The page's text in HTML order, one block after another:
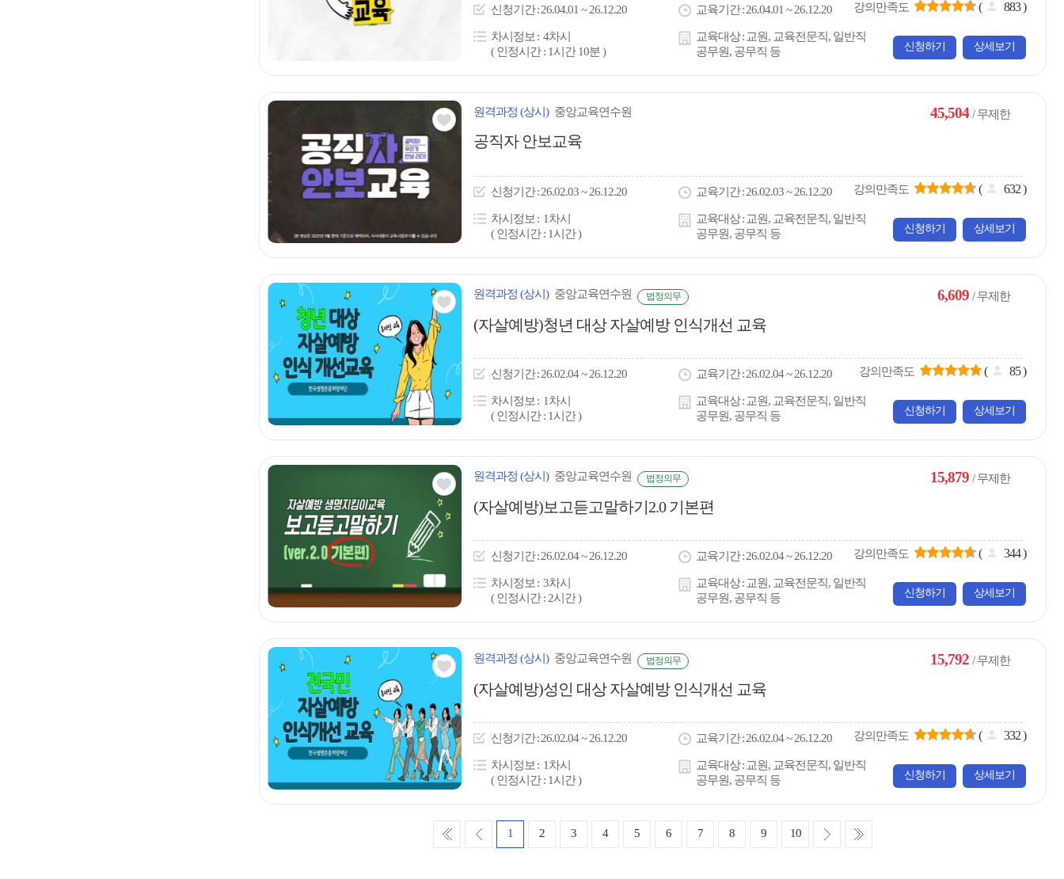
신청기간 26.04.01 ~ 26.12.20 교육기간 26.04.01 ~ 26.12.20
차시정보
4차시
( 인정시간 : 1시간 10분 )
교육대상 교원, 교육전문직, 일반직
공무원, 공무직 등
강의만족도 ( 883)
신청하기 상세보기
원격과정 (상시) 중앙교육연수원
관심
공직자 안보교육
신청기간 26.02.03 ~ 26.12.20 교육기간 26.02.03 ~ 26.12.20
차시정보
1차시
( 인정시간 : 1시간 )
교육대상 교원, 교육전문직, 일반직
공무원, 공무직 등
강의만족도 ( 632)
45,504/ 무제한
신청하기 상세보기
원격과정 (상시) 중앙교육연수원 법정의무
관심
아
이
콘
(자살예방)청년 대상 자살예방 인식개선 교육
신청기간 26.02.04 ~ 26.12.20 교육기간 26.02.04 ~ 26.12.20
차시정보
1차시
( 인정시간 : 1시간 )
교육대상 교원, 교육전문직, 일반직
공무원, 공무직 등
강의만족도 ( 85)
6,609 / 무제한
신청하기 상세보기
원격과정 (상시) 중앙교육연수원 법정의무
관심
아
(자살예방)보고듣고말하기2.0 기본편
신청기간 26.02.04 ~ 26.12.20 교육기간 26.02.04 ~ 26.12.20
차시정보
3차시
( 인정시간 : 2시간 )
교육대상 교원, 교육전문직, 일반직
공무원, 공무직 등
강의만족도 ( 344)
15,879 / 무제한
신청하기 상세보기
원격과정 (상시) 중앙교육연수원 법정의무
관심
아
이
콘
(자살예방)성인 대상 자살예방 인식개선 교육
신청기간 26.02.04 ~ 26.12.20 교육기간 26.02.04 ~ 26.12.20
차시정보
1차시
( 인정시간 : 1시간 )
교육대상 교원, 교육전문직, 일반직
공무원, 공무직 등
강의만족도 ( 332)
15,792 / 무제한
신청하기 상세보기
처
이
1 2 3 4 5 6 7 8 9 10
다
마